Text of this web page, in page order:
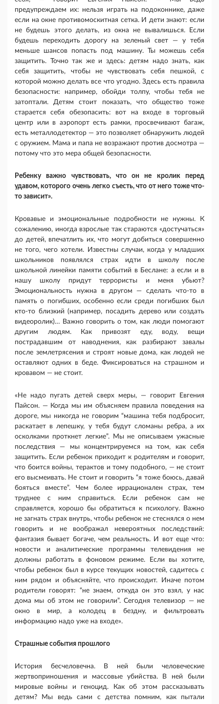
предупреждаем их: нельзя играть на подоконнике, даже
если на окне противомоскитная сетка. И дети знают: если
не будешь этого делать, из окна не вывалишься. Если
будешь переходить дорогу на зеленый свет — у тебя
меньше шансов попасть под машину. Ты можешь себя
защитить. Точно так же и здесь: детям надо знать, как
себя защитить, чтобы не чувствовать себя пешкой, с
которой можно делать все что угодно. Здесь есть правила
безопасности: например, обойди толпу, чтобы тебя не
затоптали. Детям стоит показать, что общество тоже
старается себя обезопасить: вот на входе в торговый
центр или в аэропорт есть рамки, просвечивают багаж,
есть металлодетектор — это позволяет обнаружить людей
с оружием. Мама и папа не возражают против досмотра —
потому что это мера общей безопасности.
Ребенку важно чувствовать, что он не кролик перед
удавом, которого очень легко съесть, что от него тоже что-
то зависит».
Кровавые и эмоциональные подробности не нужны. К
сожалению, иногда взрослые так стараются «достучаться»
до детей, впечатлить их, что могут добиться совершенно
не того, чего хотели. Известны случаи, когда у младших
школьников появлялся страх идти в школу после
школьной линейки памяти событий в Беслане: а если и в
нашу школу придут террористы и меня убьют?
Эмоциональность нужна в другом — сделать что-то в
память о погибших, особенно если среди погибших был
кто-то близкий (например, посадить дерево или создать
видеоролик)… Важно говорить о том, как люди помогают
другим людям. Как привозят еду, воду, вещи
пострадавшим от наводнения, как разбирают завалы
после землетрясения и строят новые дома, как людей не
оставляют одних в беде. Фиксироваться на страшном и
кровавом — не стоит.
«Не надо пугать детей сверх меры, — говорит Евгения
Пайсон. — Когда мы им объясняем правила поведения на
дороге, мы никогда не говорим “машина тебя подбросит,
раскатает в лепешку, у тебя будут сломаны ребра, а их
осколками проткнет легкие”. Мы не описываем ужасные
последствия — мы концентрируемся на том, как себя
защитить. Если ребенок приходит к родителям и говорит,
что боится войны, терактов и тому подобного, — не стоит
его высмеивать. Не стоит и говорить “я тоже боюсь, давай
бояться вместе”. Чем более иррационален страх, тем
труднее с ним справиться. Если ребенок сам не
справляется, хорошо бы обратиться к психологу. Важно
не загнать страх внутрь, чтобы ребенок не стеснялся о нем
говорить и не воображал невероятных последствий:
фантазия бывает богаче, чем реальность. И вот еще что:
новости и аналитические программы телевидения не
должны работать в фоновом режиме. Если вы хотите,
чтобы ребенок был в курсе текущих новостей, садитесь с
ним рядом и объясняйте, что происходит. Иначе потом
родители говорят: “не знаем, откуда он это взял, у нас
дома мы об этом не говорили”. Сегодня телевизор — не
окно в мир, а колодец в бездну, и фильтровать
информацию надо уже на входе».
Страшные события прошлого
История бесчеловечна. В ней были человечес­кие
жертвоприношения и массовые убийства. В ней были
мировые войны и геноцид. Как об этом рассказывать
детям? Мы ведь сами с детства помним, как пытали